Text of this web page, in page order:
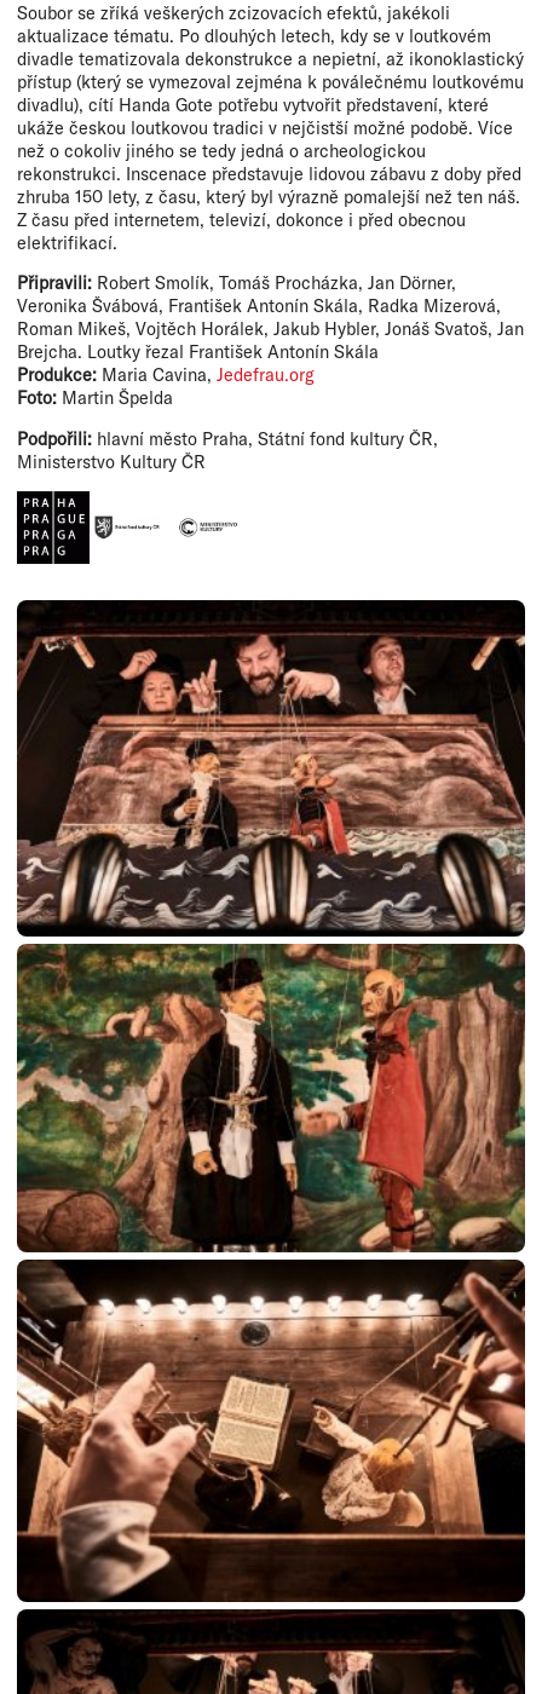
Soubor se zříká veškerých zcizovacích efektů, jakékoli
aktualizace tématu. Po dlouhých letech, kdy se v loutkovém
divadle tematizovala dekonstrukce a nepietní, až ikonoklastický
přístup (který se vymezoval zejména k poválečnému loutkovému
divadlu), cítí Handa Gote potřebu vytvořit představení, které
ukáže českou loutkovou tradici v nejčistší možné podobě. Více
než o cokoliv jiného se tedy jedná o archeologickou
rekonstrukci. Inscenace představuje lidovou zábavu z doby před
zhruba 150 lety, z času, který byl výrazně pomalejší než ten náš.
Z času před internetem, televizí, dokonce i před obecnou
elektrifikací.
Připravili: Robert Smolík, Tomáš Procházka, Jan Dörner,
Veronika Švábová, František Antonín Skála, Radka Mizerová,
Roman Mikeš, Vojtěch Horálek, Jakub Hybler, Jonáš Svatoš, Jan
Brejcha. Loutky řezal František Antonín Skála
Produkce: Maria Cavina, Jedefrau.org
Foto: Martin Špelda
Podpořili: hlavní město Praha, Státní fond kultury ČR,
Ministerstvo Kultury ČR